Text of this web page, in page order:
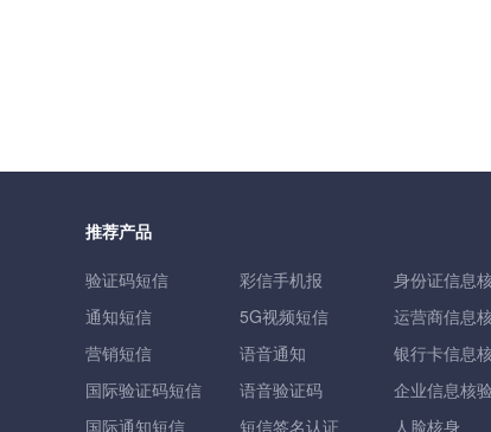
推荐产品
验证码短信
通知短信
营销短信
国际验证码短信
国际通知短信
彩信手机报
5G视频短信
语音通知
语音验证码
短信签名认证
身份证信息
运营商信息
银行卡信息
企业信息核验
人脸核身